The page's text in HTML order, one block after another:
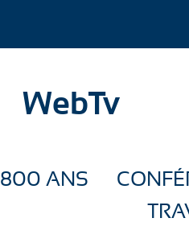
WebTv
800 ANS